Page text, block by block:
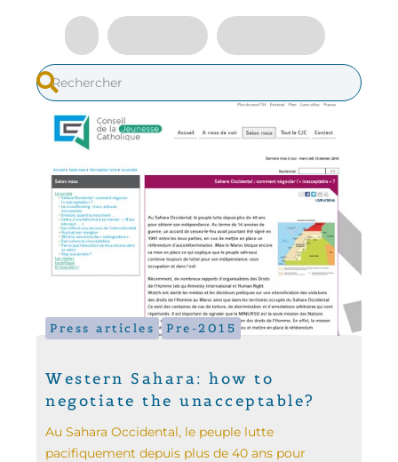
Press articles Pre-2015
Western Sahara: how to
negotiate the unacceptable?
Au Sahara Occidental, le peuple lutte
pacifiquement depuis plus de 40 ans pour